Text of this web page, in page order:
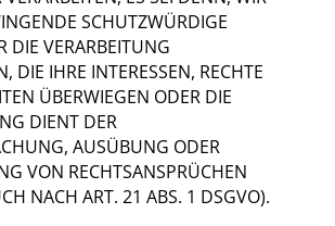
SCHUTZWÜRDIGE
DIE VERARBEITUNG
DIE IHRE INTERESSEN, RECHTE
ÜBERWIEGEN ODER DIE
DIENT DER
AUSÜBUNG ODER
VON RECHTSANSPRÜCHEN
NACH ART. 21 ABS. 1 DSGVO).